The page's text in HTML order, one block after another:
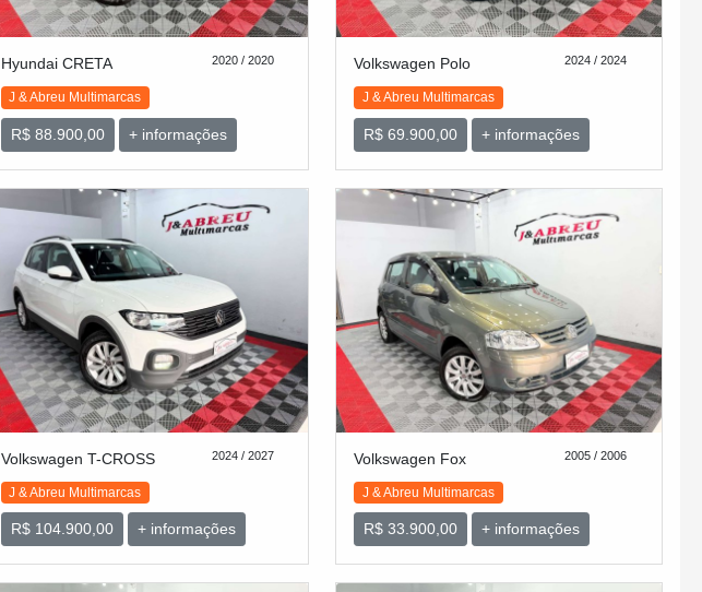
Hyundai CRETA 2020 / 2020
J & Abreu Multimarcas
R$ 88.900,00 + informações
Volkswagen Polo 2024 / 2024
J & Abreu Multimarcas
R$ 69.900,00 + informações
Volkswagen T-CROSS 2024 / 2027
J & Abreu Multimarcas
R$ 104.900,00 + informações
Volkswagen Fox 2005 / 2006
J & Abreu Multimarcas
R$ 33.900,00 + informações